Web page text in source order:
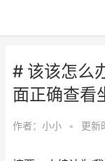
# 该该怎么
面正确查看
作者： 小小 • 更新